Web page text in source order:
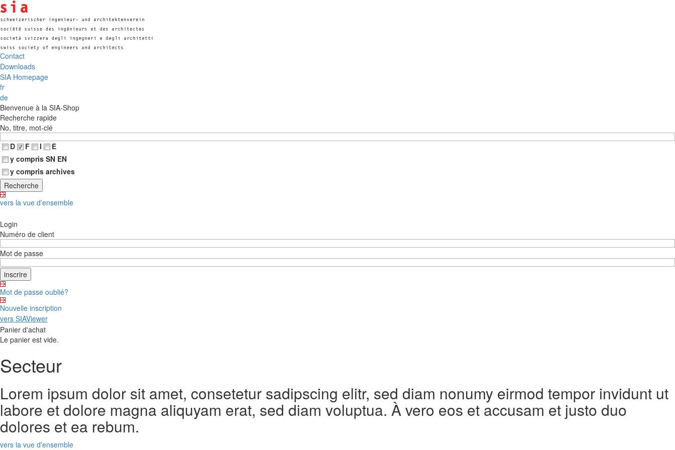
Contact
Downloads
SIA Homepage
fr
de
Bienvenue à la SIA-Shop
Recherche rapide
No, titre, mot-clé
D
F I
E
y compris SN EN
y compris archives
vers la vue d'ensemble
Login
Numéro de client
Mot de passe
Mot de passe oublié?
Nouvelle inscription
vers SIAViewer
Panier d'achat
Le panier est vide.
Secteur
Lorem ipsum dolor sit amet, consetetur sadipscing elitr, sed diam nonumy eirmod tempor invidunt ut
labore et dolore magna aliquyam erat, sed diam voluptua. À vero eos et accusam et justo duo
dolores et ea rebum.
vers la vue d'ensemble